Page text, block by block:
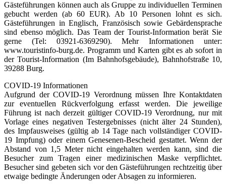
Gästeführungen können auch als Gruppe zu individuellen Terminen
gebucht werden (ab 60 EUR). Ab 10 Personen lohnt es sich.
Gästeführungen in Englisch, Französisch sowie Gebärdensprache
sind ebenso möglich. Das Team der Tourist-Information berät Sie
gerne (Tel: 03921-6369290). Mehr Informationen unter:
www.touristinfo-burg.de. Programm und Karten gibt es ab sofort in
der Tourist-Information (Im Bahnhofsgebäude), Bahnhofstraße 10,
39288 Burg.
COVID-19 Informationen
Aufgrund der COVID-19 Verordnung müssen Ihre Kontaktdaten
zur eventuellen Rückverfolgung erfasst werden. Die jeweilige
Führung ist nach derzeit gültiger COVID-19 Verordnung, nur mit
Vorlage eines negativen Testergebnisses (nicht älter 24 Stunden),
des Impfausweises (gültig ab 14 Tage nach vollständiger COVID-
19 Impfung) oder einem Genesenen-Bescheid gestattet. Wenn der
Abstand von 1,5 Meter nicht eingehalten werden kann, sind die
Besucher zum Tragen einer medizinischen Maske verpflichtet.
Besucher sind gebeten sich vor den Gästeführungen rechtzeitig über
etwaige bedingte Änderungen oder Absagen zu informieren.